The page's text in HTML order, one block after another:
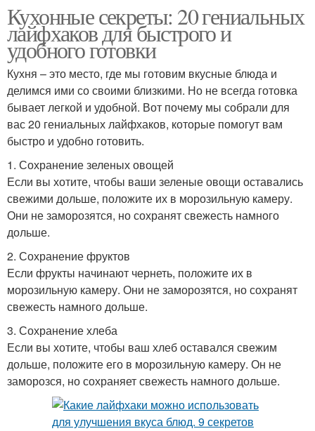
Кухонные секреты: 20 гениальных
лайфхаков для быстрого и
удобного готовки
Кухня – это место, где мы готовим вкусные блюда и
делимся ими со своими близкими. Но не всегда готовка
бывает легкой и удобной. Вот почему мы собрали для
вас 20 гениальных лайфхаков, которые помогут вам
быстро и удобно готовить.
1. Сохранение зеленых овощей
Если вы хотите, чтобы ваши зеленые овощи оставались
свежими дольше, положите их в морозильную камеру.
Они не заморозятся, но сохранят свежесть намного
дольше.
2. Сохранение фруктов
Если фрукты начинают чернеть, положите их в
морозильную камеру. Они не заморозятся, но сохранят
свежесть намного дольше.
3. Сохранение хлеба
Если вы хотите, чтобы ваш хлеб оставался свежим
дольше, положите его в морозильную камеру. Он не
заморозся, но сохраняет свежесть намного дольше.